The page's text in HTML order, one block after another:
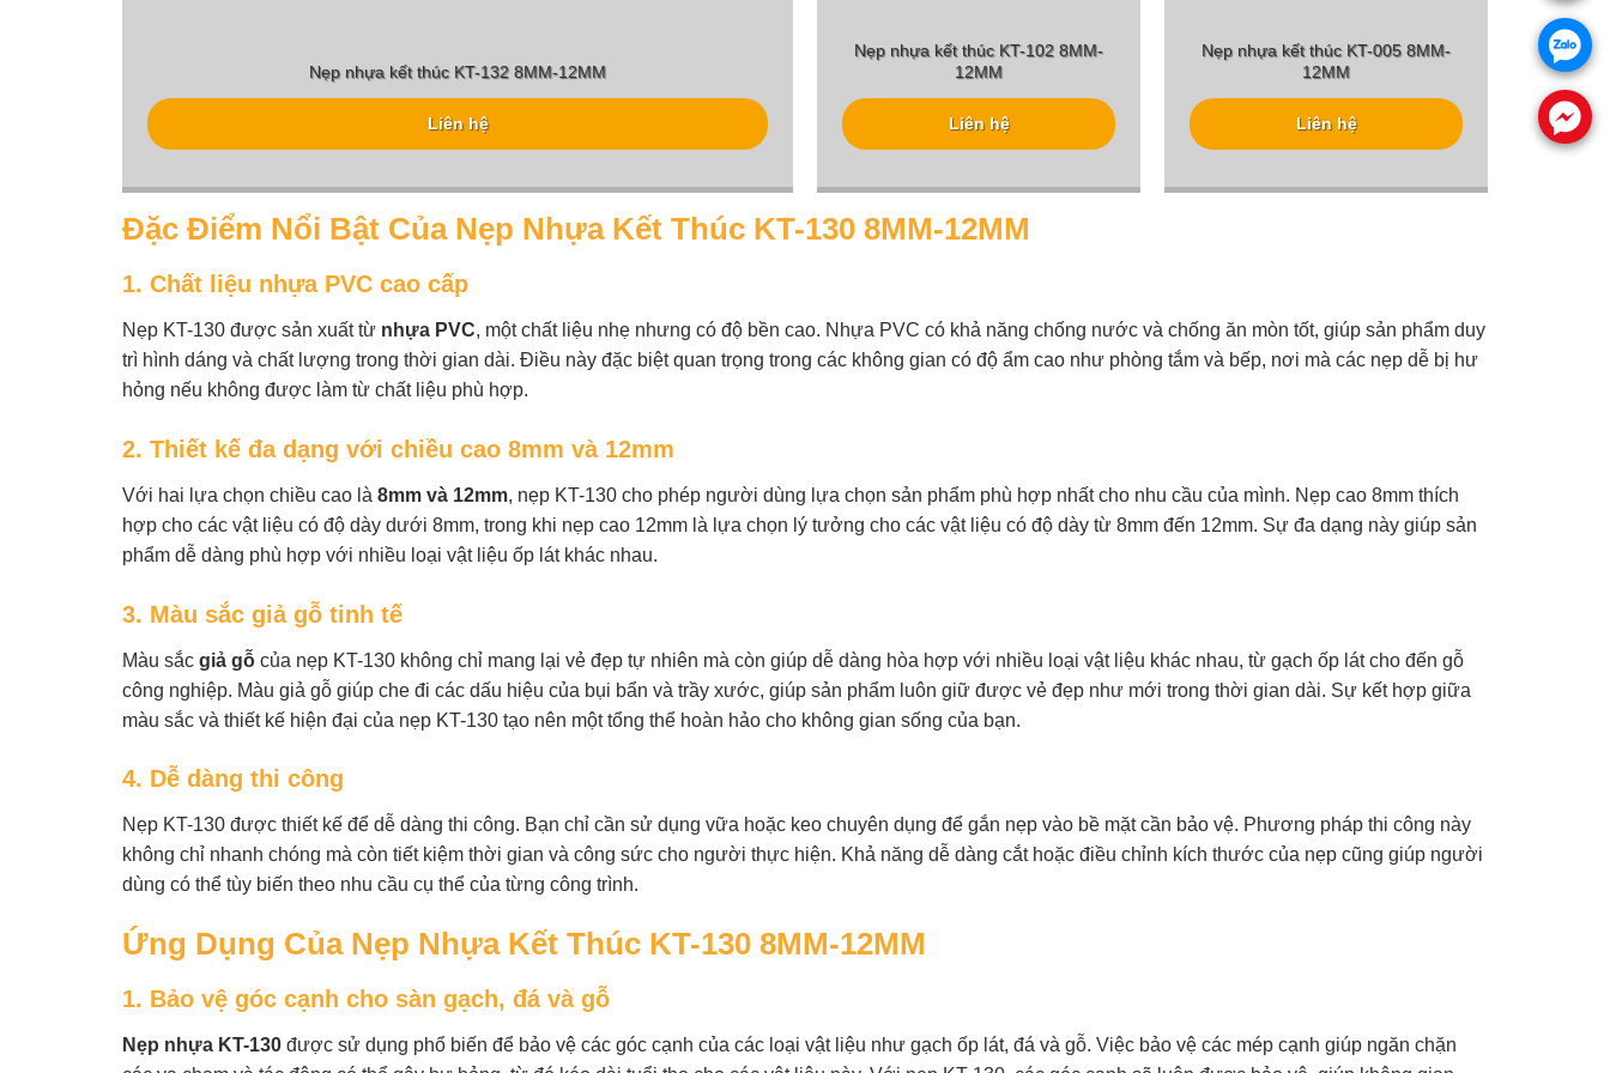
Nẹp nhựa kết thúc KT-132 8MM-12MM
Liên hệ
Nẹp nhựa kết thúc KT-102 8MM-
12MM
Liên hệ
Nẹp nhựa kết thúc KT-005 8MM-
12MM
Liên hệ
Đặc Điểm Nổi Bật Của Nẹp Nhựa Kết Thúc KT-130 8MM-12MM
1. Chất liệu nhựa PVC cao cấp
Nẹp KT-130 được sản xuất từ nhựa PVC, một chất liệu nhẹ nhưng có độ bền cao. Nhựa PVC có khả năng chống nước và chống ăn mòn tốt, giúp sản phẩm duy
trì hình dáng và chất lượng trong thời gian dài. Điều này đặc biệt quan trọng trong các không gian có độ ẩm cao như phòng tắm và bếp, nơi mà các nẹp dễ bị hư
hỏng nếu không được làm từ chất liệu phù hợp.
2. Thiết kế đa dạng với chiều cao 8mm và 12mm
Với hai lựa chọn chiều cao là 8mm và 12mm, nẹp KT-130 cho phép người dùng lựa chọn sản phẩm phù hợp nhất cho nhu cầu của mình. Nẹp cao 8mm thích
hợp cho các vật liệu có độ dày dưới 8mm, trong khi nẹp cao 12mm là lựa chọn lý tưởng cho các vật liệu có độ dày từ 8mm đến 12mm. Sự đa dạng này giúp sản
phẩm dễ dàng phù hợp với nhiều loại vật liệu ốp lát khác nhau.
3. Màu sắc giả gỗ tinh tế
Màu sắc giả gỗ của nẹp KT-130 không chỉ mang lại vẻ đẹp tự nhiên mà còn giúp dễ dàng hòa hợp với nhiều loại vật liệu khác nhau, từ gạch ốp lát cho đến gỗ
công nghiệp. Màu giả gỗ giúp che đi các dấu hiệu của bụi bẩn và trầy xước, giúp sản phẩm luôn giữ được vẻ đẹp như mới trong thời gian dài. Sự kết hợp giữa
màu sắc và thiết kế hiện đại của nẹp KT-130 tạo nên một tổng thể hoàn hảo cho không gian sống của bạn.
4. Dễ dàng thi công
Nẹp KT-130 được thiết kế để dễ dàng thi công. Bạn chỉ cần sử dụng vữa hoặc keo chuyên dụng để gắn nẹp vào bề mặt cần bảo vệ. Phương pháp thi công này
không chỉ nhanh chóng mà còn tiết kiệm thời gian và công sức cho người thực hiện. Khả năng dễ dàng cắt hoặc điều chỉnh kích thước của nẹp cũng giúp người
dùng có thể tùy biến theo nhu cầu cụ thể của từng công trình.
Ứng Dụng Của Nẹp Nhựa Kết Thúc KT-130 8MM-12MM
1. Bảo vệ góc cạnh cho sàn gạch, đá và gỗ
Nẹp nhựa KT-130 được sử dụng phổ biến để bảo vệ các góc cạnh của các loại vật liệu như gạch ốp lát, đá và gỗ. Việc bảo vệ các mép cạnh giúp ngăn chặn
.
.